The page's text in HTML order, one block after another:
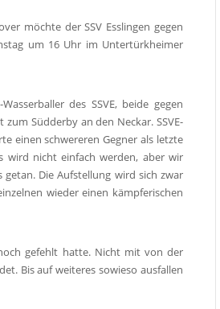
möchte der SSV Esslingen gegen
um 16 Uhr im Untertürkheimer
des SSVE, beide gegen
Südderby an den Neckar. SSVE-
einen schwereren Gegner als letzte
wird nicht einfach werden, aber wir
Die Aufstellung wird sich zwar
wieder einen kämpferischen
gefehlt hatte. Nicht mit von der
Bis auf weiteres sowieso ausfallen